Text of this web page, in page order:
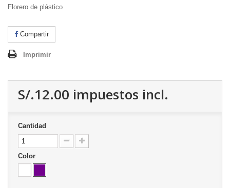
Florero de plástico
Compartir
Imprimir
S/.12.00 impuestos incl.
Cantidad
Color